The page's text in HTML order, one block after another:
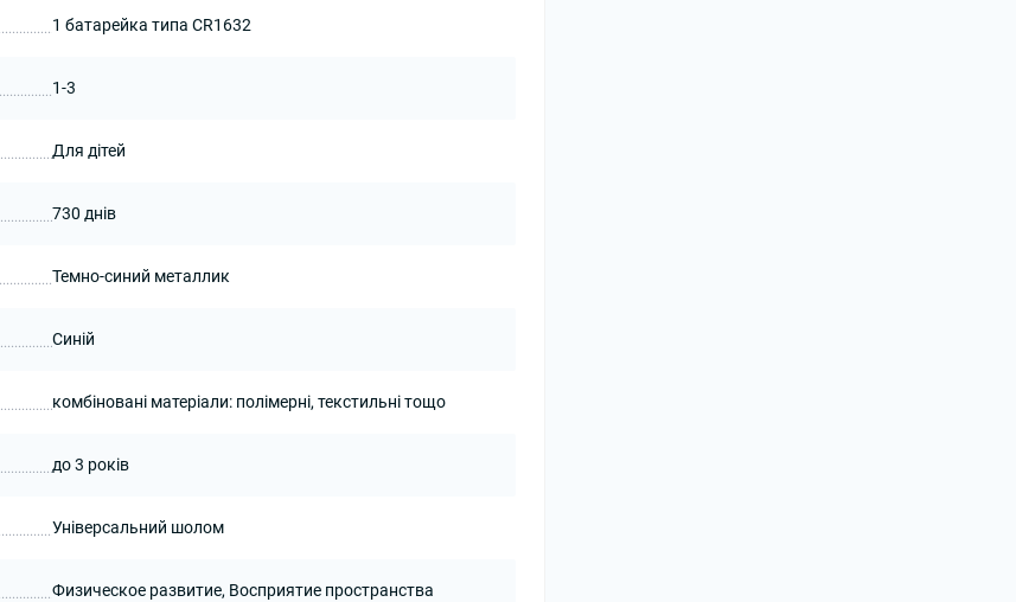
1 батарейка типа CR1632
1-3
Для дітей
730 днів
Темно-синий металлик
Синій
комбіновані матеріали: полімерні, текстильні тощо
до 3 років
Універсальний шолом
Физическое развитие, Восприятие пространства